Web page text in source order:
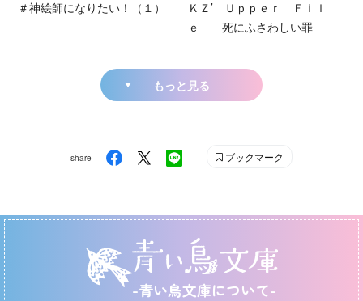
＃神絵師になりたい！（１）
ＫＺ’ Ｕｐｐｅｒ Ｆｉｌ
ｅ 死にふさわしい罪
もっと見る
share ブックマーク
-青い鳥文庫について-